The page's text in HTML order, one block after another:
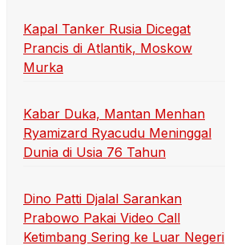
Kapal Tanker Rusia Dicegat
Prancis di Atlantik, Moskow
Murka
Kabar Duka, Mantan Menhan
Ryamizard Ryacudu Meninggal
Dunia di Usia 76 Tahun
Dino Patti Djalal Sarankan
Prabowo Pakai Video Call
Ketimbang Sering ke Luar Negeri